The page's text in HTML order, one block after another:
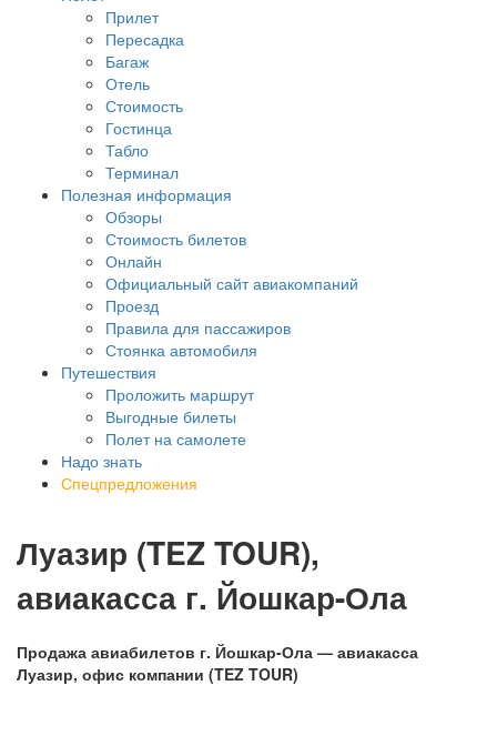
Прилет
Пересадка
Багаж
Отель
Стоимость
Гостинца
Табло
Терминал
Полезная информация
Обзоры
Стоимость билетов
Онлайн
Официальный сайт авиакомпаний
Проезд
Правила для пассажиров
Стоянка автомобиля
Путешествия
Проложить маршрут
Выгодные билеты
Полет на самолете
Надо знать
Спецпредложения
Луазир (TEZ TOUR),
авиакасса г. Йошкар-Ола
Продажа авиабилетов г. Йошкар-Ола — авиакасса
Луазир, офис компании (TEZ TOUR)